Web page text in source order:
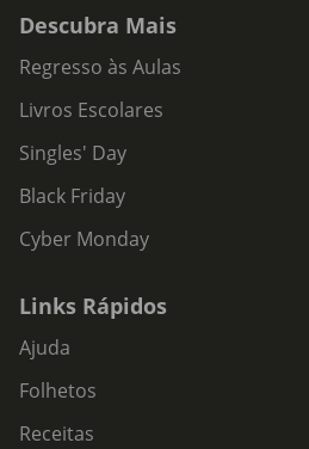
Descubra Mais
Regresso às Aulas
Livros Escolares
Singles' Day
Black Friday
Cyber Monday
Links Rápidos
Ajuda
Folhetos
Receitas